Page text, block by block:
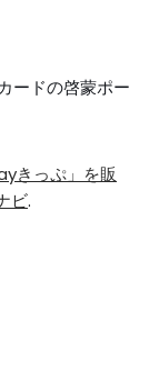
ードの啓蒙ポー
きっぷ」を販
ビ.